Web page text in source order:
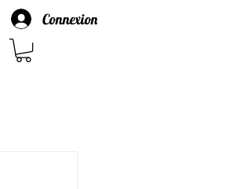
Connexion